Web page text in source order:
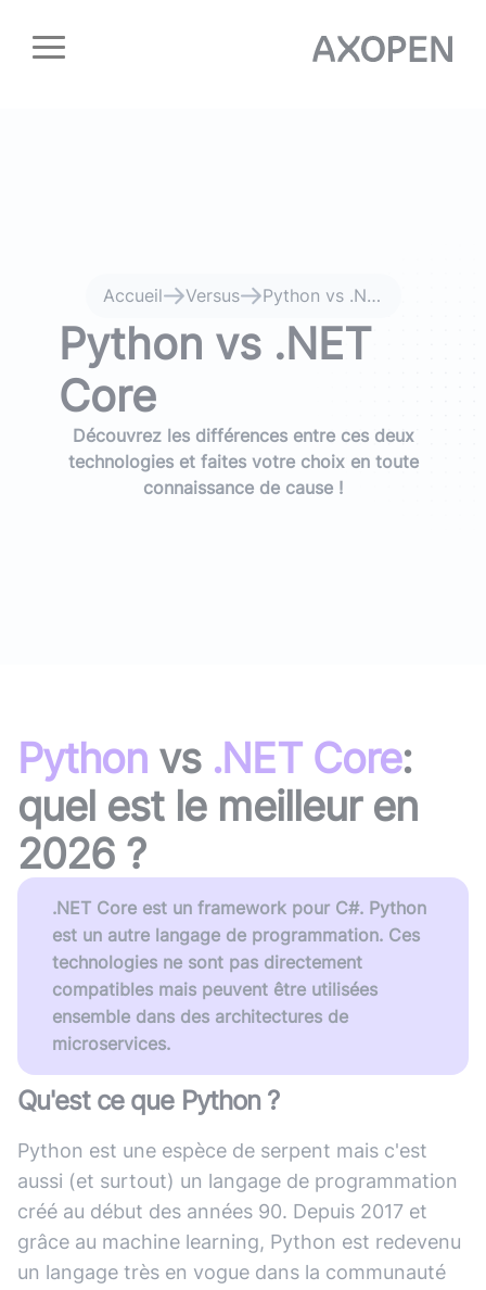
Accueil Versus Python vs .NET Core
Python vs .NET
Core
Découvrez les différences entre ces deux
technologies et faites votre choix en toute
connaissance de cause !
Python vs .NET Core:
quel est le meilleur en
2026 ?
.NET Core est un framework pour C#. Python
est un autre langage de programmation. Ces
technologies ne sont pas directement
compatibles mais peuvent être utilisées
ensemble dans des architectures de
microservices.
Qu'est ce que Python?
Python est une espèce de serpent mais c'est
aussi (et surtout) un langage de programmation
créé au début des années 90. Depuis 2017 et
grâce au machine learning, Python est redevenu
un langage très en vogue dans la communauté